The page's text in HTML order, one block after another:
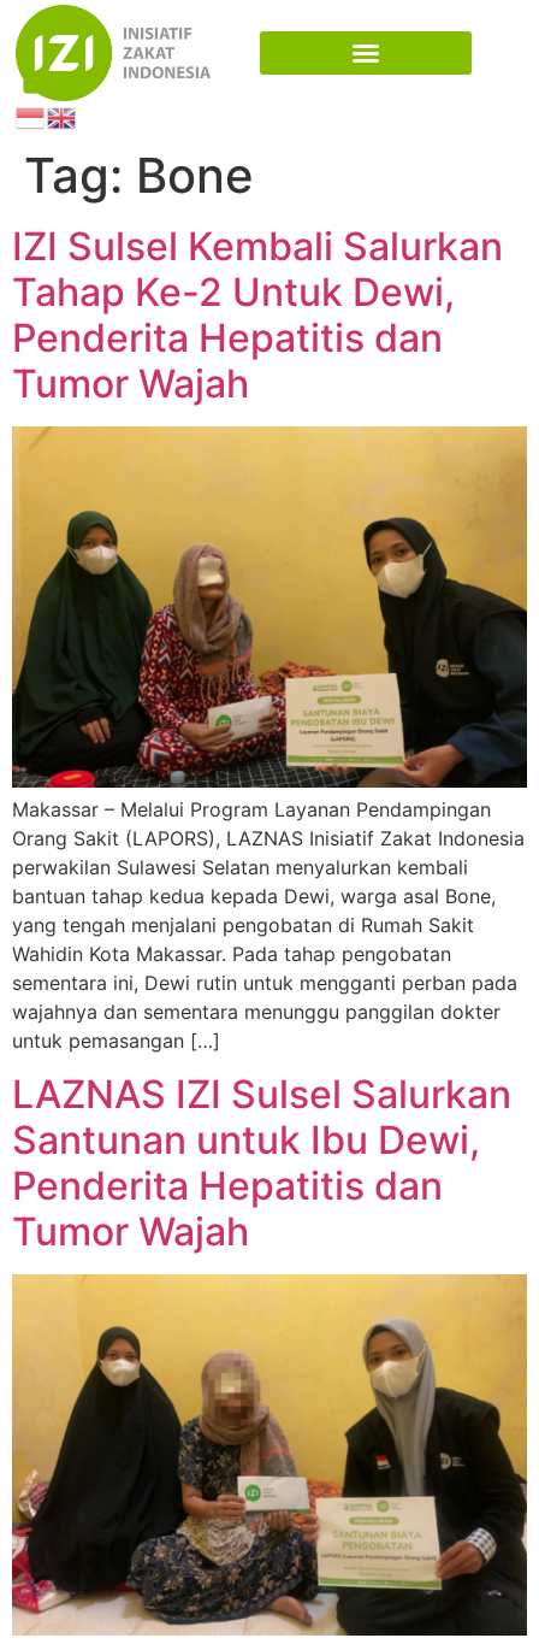
Tag: Bone
IZI Sulsel Kembali Salurkan
Tahap Ke-2 Untuk Dewi,
Penderita Hepatitis dan
Tumor Wajah
Makassar – Melalui Program Layanan Pendampingan
Orang Sakit (LAPORS), LAZNAS Inisiatif Zakat Indonesia
perwakilan Sulawesi Selatan menyalurkan kembali
bantuan tahap kedua kepada Dewi, warga asal Bone,
yang tengah menjalani pengobatan di Rumah Sakit
Wahidin Kota Makassar. Pada tahap pengobatan
sementara ini, Dewi rutin untuk mengganti perban pada
wajahnya dan sementara menunggu panggilan dokter
untuk pemasangan […]
LAZNAS IZI Sulsel Salurkan
Santunan untuk Ibu Dewi,
Penderita Hepatitis dan
Tumor Wajah